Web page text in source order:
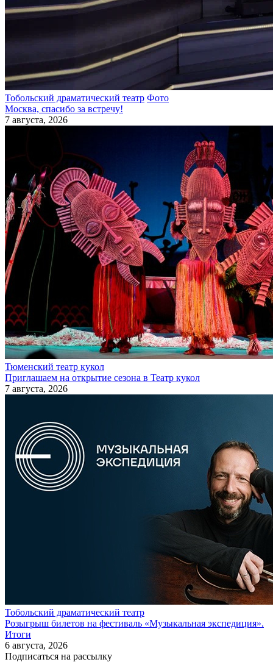
Тобольский драматический театр Фото
Москва, спасибо за встречу!
7 августа, 2026
Тюменский театр кукол
Приглашаем на открытие сезона в Театр кукол
7 августа, 2026
Тобольский драматический театр
Розыгрыш билетов на фестиваль «Музыкальная экспедиция».
Итоги
6 августа, 2026
Подписаться на рассылку